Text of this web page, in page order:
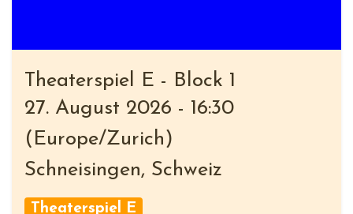
Theaterspiel E - Block 1
27. August 2026 - 16:30
( Europe/Zurich )
Schneisingen, Schweiz
Theaterspiel E